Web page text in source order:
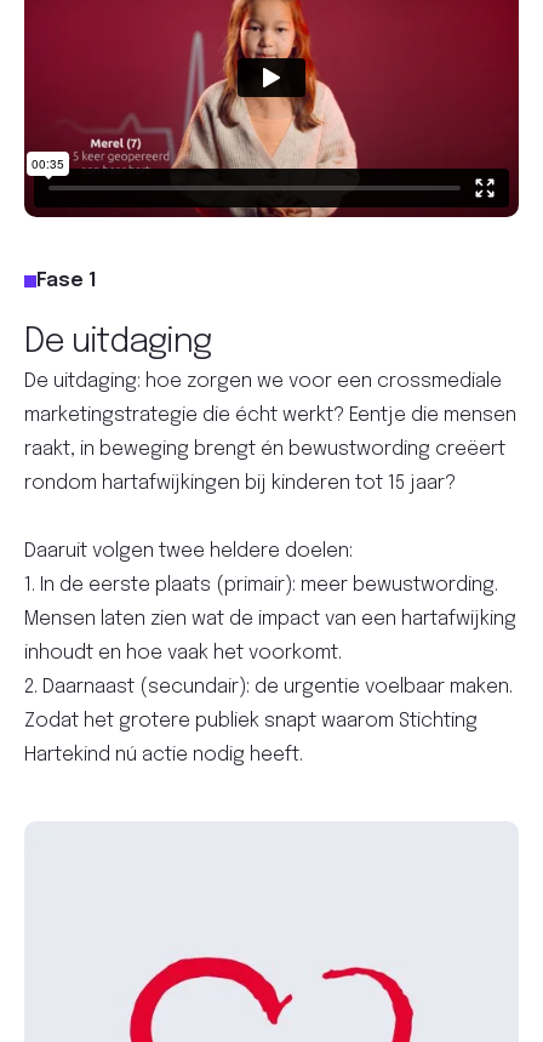
Fase 1
De uitdaging
De uitdaging: hoe zorgen we voor een crossmediale
marketingstrategie die écht werkt? Eentje die mensen
raakt, in beweging brengt én bewustwording creëert
rondom hartafwijkingen bij kinderen tot 15 jaar?
Daaruit volgen twee heldere doelen:
1. In de eerste plaats (primair): meer bewustwording.
Mensen laten zien wat de impact van een hartafwijking
inhoudt en hoe vaak het voorkomt.
2. Daarnaast (secundair): de urgentie voelbaar maken.
Zodat het grotere publiek snapt waarom Stichting
Hartekind nú actie nodig heeft.